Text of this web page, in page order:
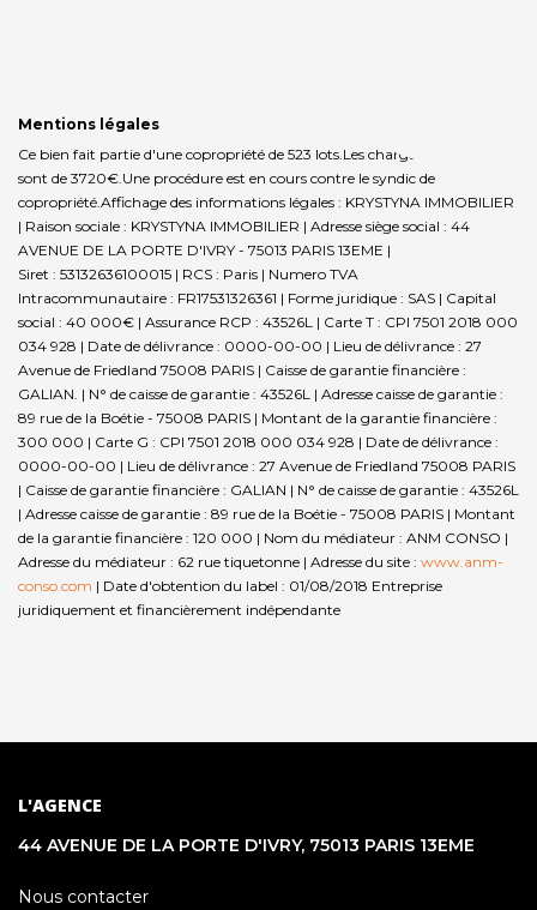
Mentions légales
Ce bien fait partie d'une copropriété de 523 lots.Les charges annuelles
sont de 3720€. Une procédure est en cours contre le syndic de
copropriété. Affichage des informations légales : KRYSTYNA IMMOBILIER
| Raison sociale : KRYSTYNA IMMOBILIER | Adresse siège social : 44
AVENUE DE LA PORTE D'IVRY - 75013 PARIS 13EME |
Siret : 53132636100015 | RCS : Paris | Numero TVA
Intracommunautaire : FR17531326361 | Forme juridique : SAS | Capital
social : 40 000€ | Assurance RCP : 43526L | Carte T : CPI 7501 2018 000
034 928 | Date de délivrance : 0000-00-00 | Lieu de délivrance : 27
Avenue de Friedland 75008 PARIS | Caisse de garantie financière :
GALIAN. | N° de caisse de garantie : 43526L | Adresse caisse de garantie :
89 rue de la Boétie - 75008 PARIS | Montant de la garantie financière :
300 000 | Carte G : CPI 7501 2018 000 034 928 | Date de délivrance :
0000-00-00 | Lieu de délivrance : 27 Avenue de Friedland 75008 PARIS
| Caisse de garantie financière : GALIAN | N° de caisse de garantie : 43526L
| Adresse caisse de garantie : 89 rue de la Boétie - 75008 PARIS | Montant
de la garantie financière : 120 000 | Nom du médiateur : ANM CONSO |
Adresse du médiateur : 62 rue tiquetonne | Adresse du site : www.anm-
conso.com | Date d'obtention du label : 01/08/2018 Entreprise
juridiquement et financièrement indépendante
L'AGENCE
44 AVENUE DE LA PORTE D'IVRY, 75013 PARIS 13EME
Nous contacter